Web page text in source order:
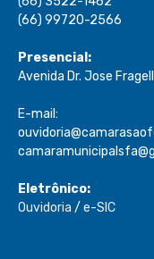
(66) 99720-2566
Presencial:
Avenida Dr. Jose
E-mail:
Eletrônico:
Ouvidoria / e-SIC